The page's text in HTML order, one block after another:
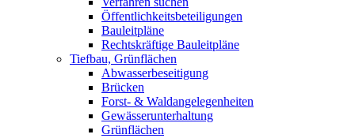
Öffentlichkeitsbeteiligungen
Bauleitpläne
Rechtskräftige Bauleitpläne
Tiefbau, Grünflächen
Abwasserbeseitigung
Brücken
Forst- & Waldangelegenheiten
Gewässerunterhaltung
Grünflächen